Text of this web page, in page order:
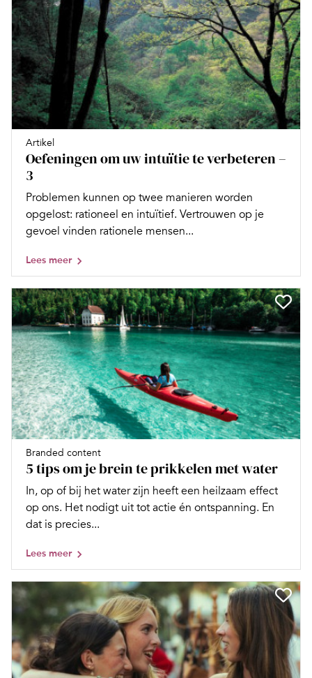
Artikel
Oefeningen om uw intuïtie te verbeteren –
3
Problemen kunnen op twee manieren worden
opgelost: rationeel en intuïtief. Vertrouwen op je
gevoel vinden rationele mensen...
Lees meer
Branded content
5 tips om je brein te prikkelen met water
In, op of bij het water zijn heeft een heilzaam effect
op ons. Het nodigt uit tot actie én ontspanning. En
dat is precies...
Lees meer